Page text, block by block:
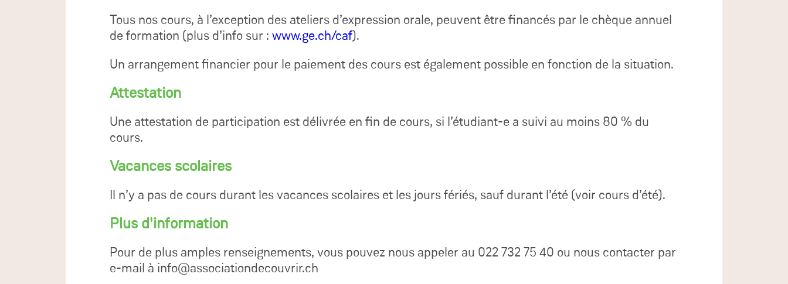
Tous nos cours, à l’exception des ateliers d’expression orale, peuvent être financés par le chèque annuel
de formation (plus d’info sur : www.ge.ch/caf).
Un arrangement financier pour le paiement des cours est également possible en fonction de la situation.
Attestation
Une attestation de participation est délivrée en fin de cours, si l’étudiant-e a suivi au moins 80 % du
cours.
Vacances scolaires
Il n’y a pas de cours durant les vacances scolaires et les jours fériés, sauf durant l’été (voir cours d’été).
Plus d'information
Pour de plus amples renseignements, vous pouvez nous appeler au 022 732 75 40 ou nous contacter par
e-mail à info@associationdecouvrir.ch